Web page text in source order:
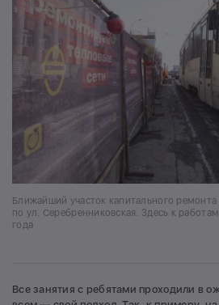
Ближайший участок капитального
по ул. Серебренниковская. Здесь к
года
Все занятия с ребятами проходили в